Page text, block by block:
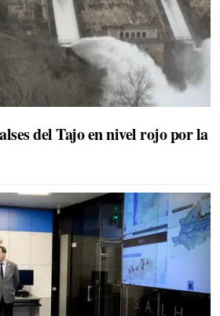
del Tajo en nivel rojo por la